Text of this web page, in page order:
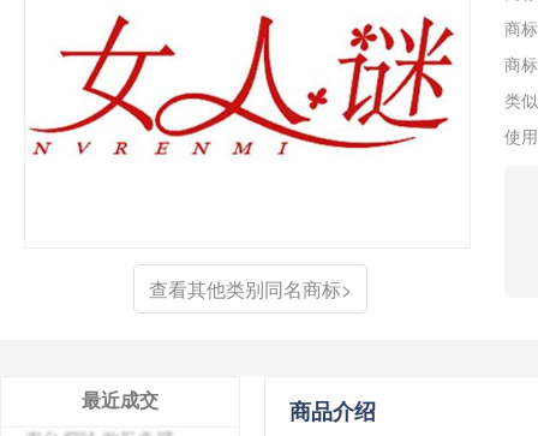
查看其他类别同名商标>
商
商
类
使
最近成交 商品介绍